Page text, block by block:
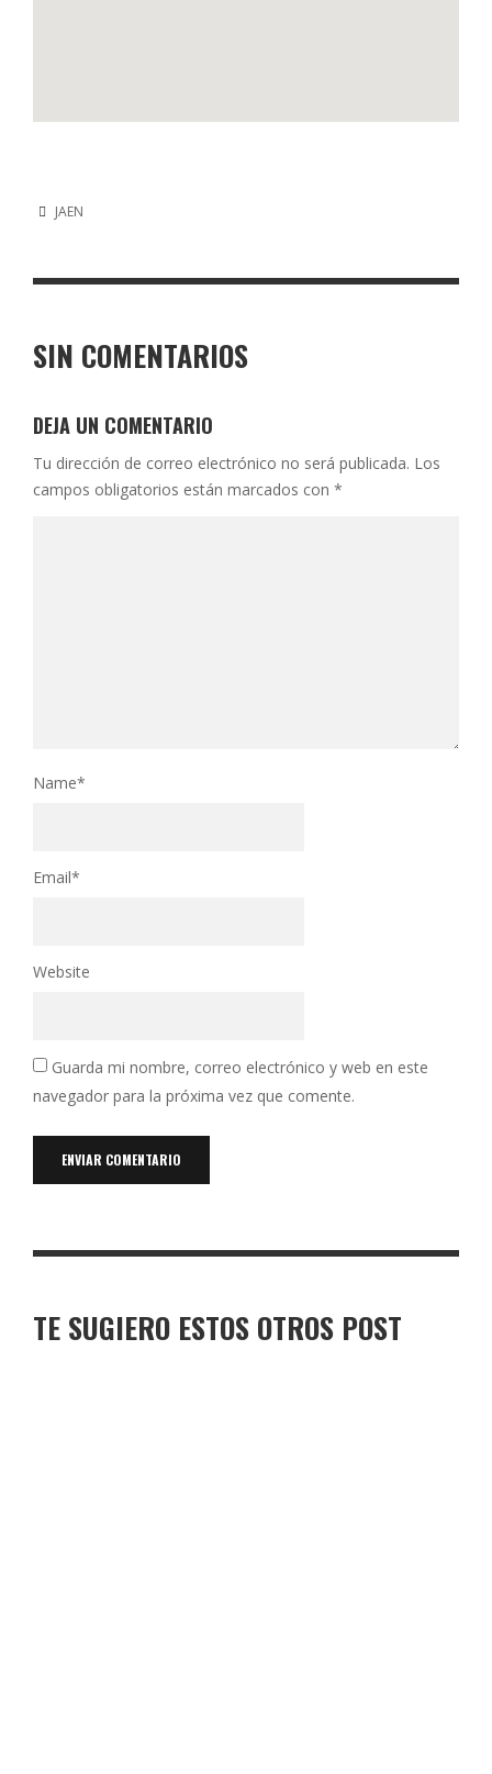
JAEN
SIN COMENTARIOS
DEJA UN COMENTARIO
Tu dirección de correo electrónico no será publicada. Los
campos obligatorios están marcados con *
Name*
Email*
Website
Guarda mi nombre, correo electrónico y web en este
navegador para la próxima vez que comente.
TE SUGIERO ESTOS OTROS POST